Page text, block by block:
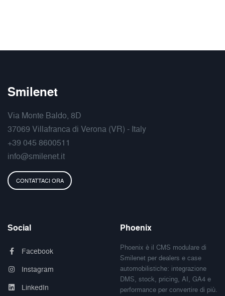
Smilenet
Via Monte Baldo, 8D
37069 Villafranca di Verona (VR) - Italy
+39 045 8600511
info@smilenet.it
CONTATTACI ORA
Social
Facebook
Instagram
LinkedIn
Phoenix
Phoenix è il CMS modulare di
Smilenet per dealers e case
automobilistiche: integrazione
DMS, stock, pricing, AI, GA4 e
performance per convertire di più.